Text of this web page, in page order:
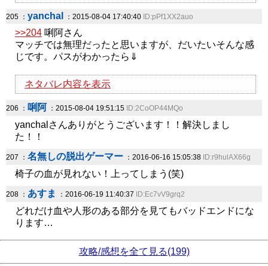
205 ： yanchal ：2015-08-04 17:40:40 ID:pPf1XX2auo
>>204 唎阿さん
マッチでは無理だったと思いますが、だいたいそんな感
じです。パスがわかったら⇓
ネタバレ内容を表示
206 ： 唎阿 ：2015-08-04 19:51:15 ID:2CoOP44MQo
yanchalさんありがとうございます！！解決しまし
た！！
207 ： 名無しの脱出ゲーマー ：2016-06-16 15:05:38 ID:r9hulAX66g
椅子の血が見れない！上ってしまう(笑)
208 ： あすま ：2016-06-19 11:40:37 ID:Ec7vV9grq2
どれだけ血や人形のある部分を見てもバッドエンドにな
ります…
攻略/感想を全て見る(199)